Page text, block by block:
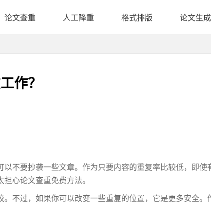
论文查重 人工降重 格式排版 论文生成
作？
不要抄袭一些文章。作为只要内容的重复率比较低，即
心论文查重免费方法。
不过，如果你可以改变一些重复的位置，它是更多安全